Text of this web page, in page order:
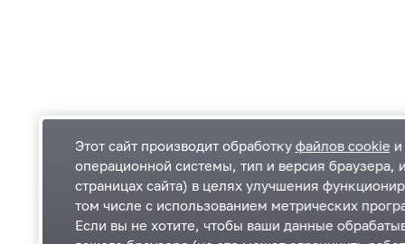
Одинцовский городской округ Московской
области
143000, Московская область, г. Одинцово,
Этот сайт производит обработку файлов cookie
операционной системы, тип и версия браузера,
страницах сайта) в целях улучшения
том числе с использованием метрических
Если вы не хотите, чтобы ваши данные